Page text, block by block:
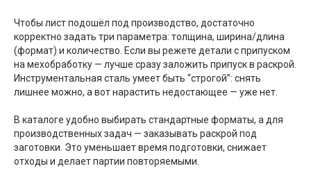
Чтобы лист подошёл под производство, достаточно
корректно задать три параметра: толщина, ширина/длина
(формат) и количество. Если вы режете детали с припуском
на мехобработку — лучше сразу заложить припуск в раскрой.
Инструментальная сталь умеет быть “строгой”: снять
лишнее можно, а вот нарастить недостающее — уже нет.
В каталоге удобно выбирать стандартные форматы, а для
производственных задач — заказывать раскрой под
заготовки. Это уменьшает время подготовки, снижает
отходы и делает партии повторяемыми.